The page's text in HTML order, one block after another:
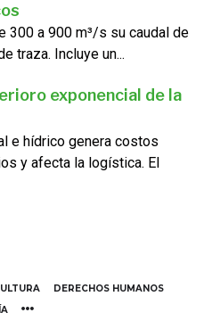
300 a 900 m³/s su caudal de
traza. Incluye un...
exponencial de la
e hídrico genera costos
y afecta la logística. El
DERECHOS HUMANOS